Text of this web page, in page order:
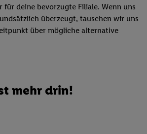
deine bevorzugte Filiale. Wenn uns
überzeugt, tauschen wir uns
über mögliche alternative
mehr drin!